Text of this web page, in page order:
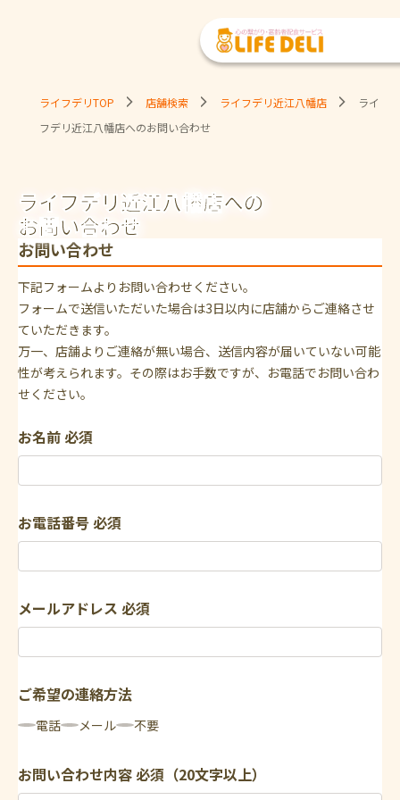
ライフデリTOP 店舗検索 ライフデリ近江八幡店
ライ
フデリ近江八幡店へのお問い合わせ
ライフデリ近江八幡店への
お問い合わせ
お問い合わせ
下記フォームよりお問い合わせください。
フォームで送信いただいた場合は3日以内に店舗からご連絡させ
ていただきます。
万一、店舗よりご連絡が無い場合、送信内容が届いていない可能
性が考えられます。その際はお手数ですが、お電話でお問い合わ
せください。
お名前必須
お電話番号必須
メールアドレス 必須
ご希望の連絡方法
電話 メール 不要
お問い合わせ内容必須（20文字以上）